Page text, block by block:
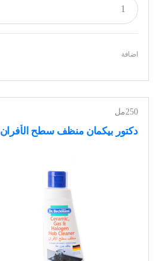
اضافة
250مل
دكتور بيكمان منظف سطح الأفران 250مل